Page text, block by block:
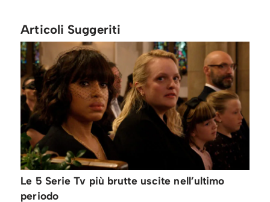
Articoli Suggeriti
Le 5 Serie Tv più brutte uscite nell’ultimo
periodo